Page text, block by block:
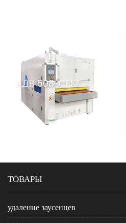
АДВ 508-СЕКС
ТОВАРЫ
удаление заусенцев